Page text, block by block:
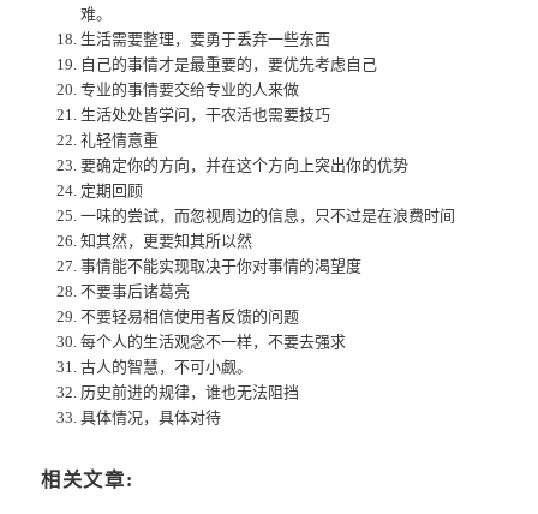
难。
生活需要整理，要勇于丢弃一些东西
自己的事情才是最重要的，要优先考虑自己
专业的事情要交给专业的人来做
生活处处皆学问，干农活也需要技巧
礼轻情意重
要确定你的方向，并在这个方向上突出你的优势
定期回顾
一味的尝试，而忽视周边的信息，只不过是在浪费时间
知其然，更要知其所以然
事情能不能实现取决于你对事情的渴望度
不要事后诸葛亮
不要轻易相信使用者反馈的问题
每个人的生活观念不一样，不要去强求
古人的智慧，不可小觑。
历史前进的规律，谁也无法阻挡
具体情况，具体对待
相关文章: